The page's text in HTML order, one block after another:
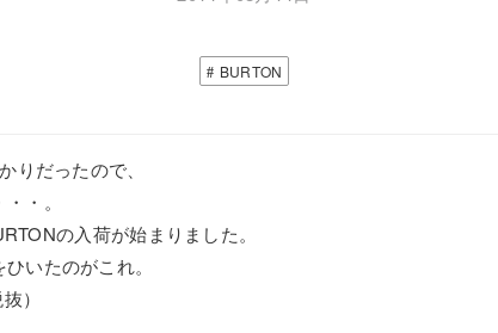
BURTON
りだったので、
・。
の入荷が始まりました。
いたのがこれ。
）